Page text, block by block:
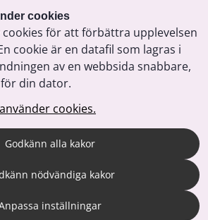
cookies
cookies för att förbättra upplevelsen
cookie är en datafil som lagras i
av en webbsida snabbare,
din dator.
cookies.
Godkänn alla kakor
nödvändiga kakor
inställningar